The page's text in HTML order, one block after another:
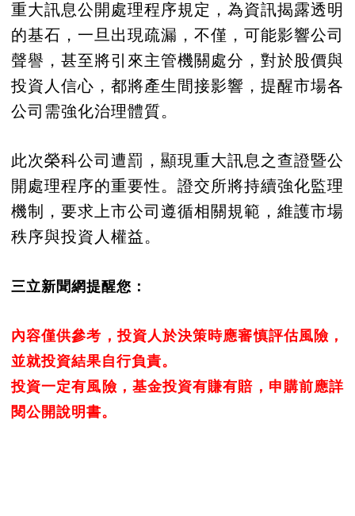
重大訊息公開處理程序規定，為資訊揭露透明
的基石，一旦出現疏漏，不僅，可能影響公司
聲譽，甚至將引來主管機關處分，對於股價與
投資人信心，都將產生間接影響，提醒市場各
公司需強化治理體質。
此次榮科公司遭罰，顯現重大訊息之查證暨公
開處理程序的重要性。證交所將持續強化監理
機制，要求上市公司遵循相關規範，維護市場
秩序與投資人權益。
三立新聞網提醒您：
內容僅供參考，投資人於決策時應審慎評估風險，
並就投資結果自行負責。
投資一定有風險，基金投資有賺有賠，申購前應詳
閱公開說明書。